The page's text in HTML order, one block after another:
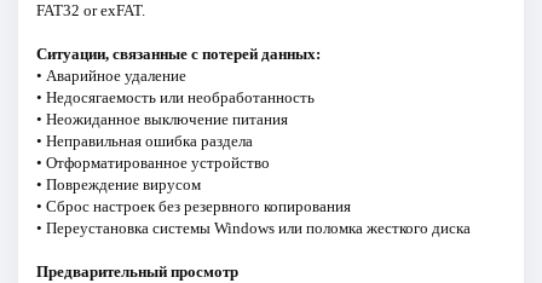
FAT32 or exFAT.
Ситуации, связанные с потерей данных:
• Аварийное удаление
• Недосягаемость или необработанность
• Неожиданное выключение питания
• Неправильная ошибка раздела
• Отформатированное устройство
• Повреждение вирусом
• Сброс настроек без резервного копирования
• Переустановка системы Windows или поломка жесткого диска
Предварительный просмотр